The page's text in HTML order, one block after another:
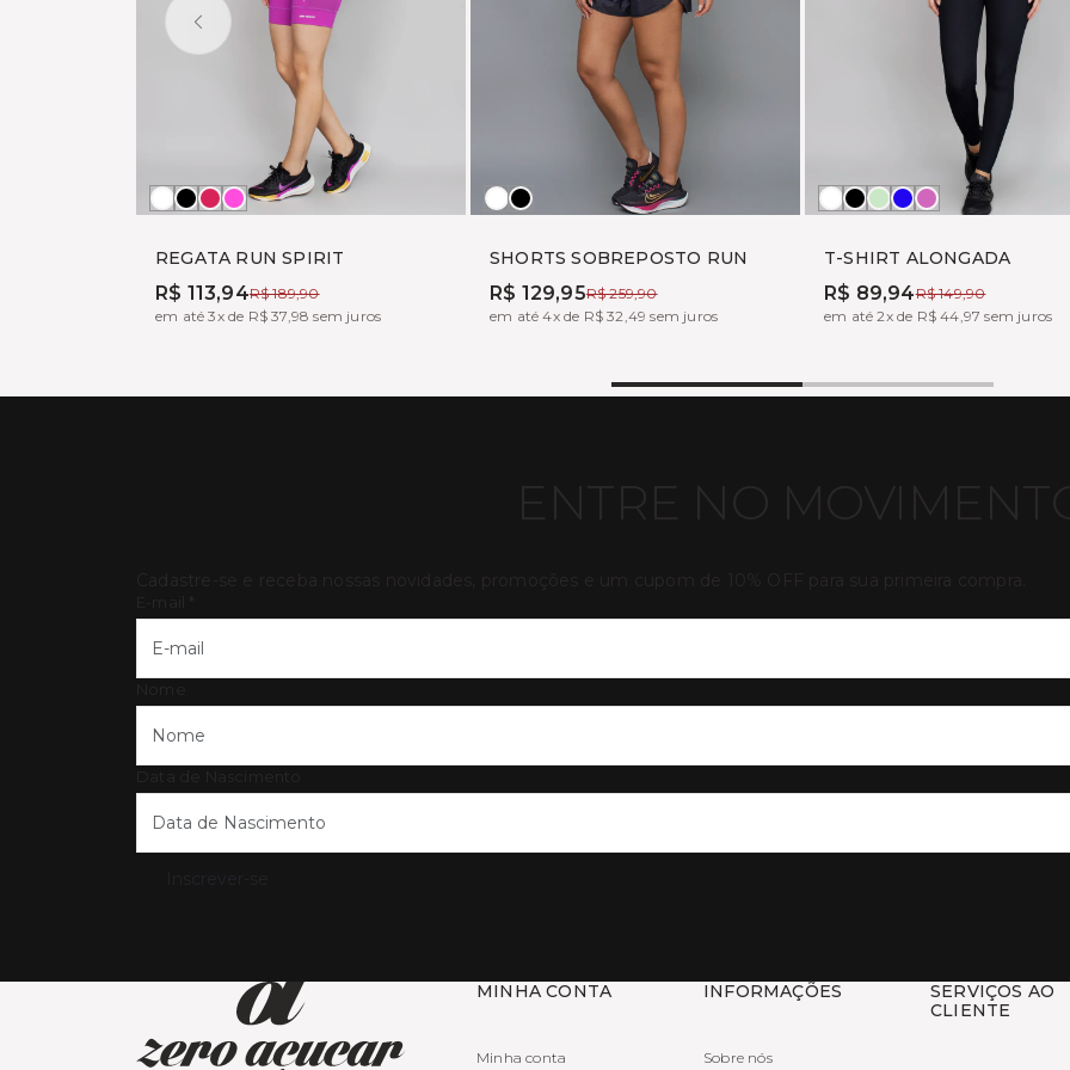
REGATA RUN SPIRIT
R$ 113,94R$ 189,90
em até 3x de R$ 37,98 sem juros
Branco
PretoBOHEME
TONIC
SHORTS SOBREPOSTO RUN
R$ 129,95R$ 259,90
em até 4x de R$ 32,49 sem juros
Branco
Preto
T-SHIRT ALONGADA
R$ 89,94R$ 149,90
em até 2x de R$ 44,97 sem juros
Branco
Preto
ALOEMARINHO
PINK
MINHA CONTA
Minha conta
INFORMAÇÕES
Sobre nós
SERVIÇOS AO
CLIENTE